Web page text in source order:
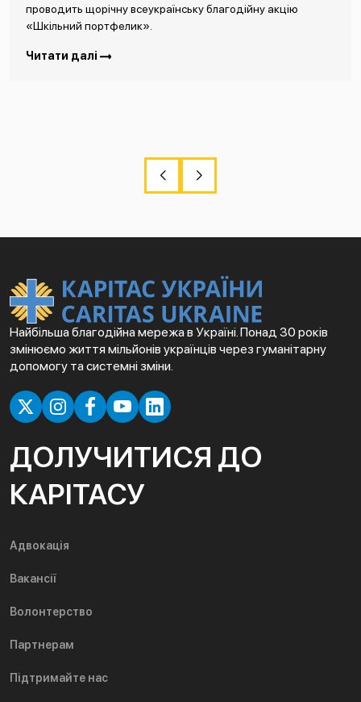
проводить щорічну всеукраїнську благодійну акцію
«Шкільний портфелик».
Читати далі
Найбільша благодійна мережа в Україні. Понад 30 років
змінюємо життя мільйонів українців через гуманітарну
допомогу та системні зміни.
ДОЛУЧИТИСЯ ДО
КАРІТАСУ
Адвокація
Вакансії
Волонтерство
Партнерам
Підтримайте нас